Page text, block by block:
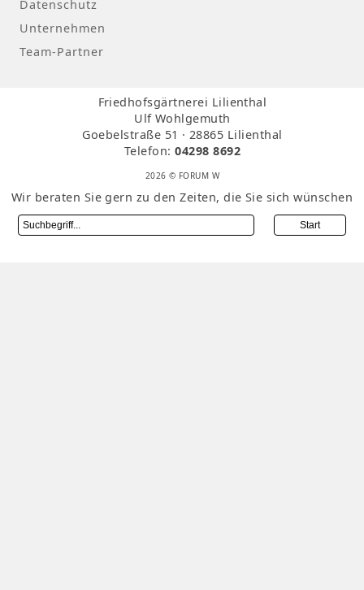
Datenschutz
Unternehmen
Team-Partner
Friedhofsgärtnerei Lilienthal
Ulf Wohlgemuth
Goebelstraße 51 · 28865 Lilienthal
Telefon:04298 8692
2026 © FORUM W
Wir beraten Sie gern zu den Zeiten, die Sie sich wünschen